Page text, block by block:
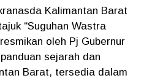
Kalimantan Barat
“Suguhan Wastra
oleh Pj Gubernur
sejarah dan
Barat, tersedia dalam